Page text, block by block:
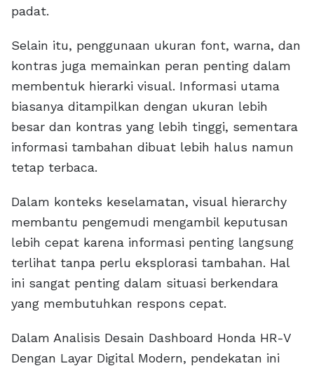
padat.
Selain itu, penggunaan ukuran font, warna, dan
kontras juga memainkan peran penting dalam
membentuk hierarki visual. Informasi utama
biasanya ditampilkan dengan ukuran lebih
besar dan kontras yang lebih tinggi, sementara
informasi tambahan dibuat lebih halus namun
tetap terbaca.
Dalam konteks keselamatan, visual hierarchy
membantu pengemudi mengambil keputusan
lebih cepat karena informasi penting langsung
terlihat tanpa perlu eksplorasi tambahan. Hal
ini sangat penting dalam situasi berkendara
yang membutuhkan respons cepat.
Dalam Analisis Desain Dashboard Honda HR-V
Dengan Layar Digital Modern, pendekatan ini